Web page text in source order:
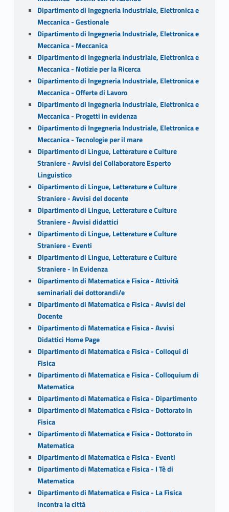
Dipartimento di Ingegneria Industriale, Elettronica e
Meccanica - Gestionale
Dipartimento di Ingegneria Industriale, Elettronica e
Meccanica - Meccanica
Dipartimento di Ingegneria Industriale, Elettronica e
Meccanica - Notizie per la Ricerca
Dipartimento di Ingegneria Industriale, Elettronica e
Meccanica - Offerte di Lavoro
Dipartimento di Ingegneria Industriale, Elettronica e
Meccanica - Progetti in evidenza
Dipartimento di Ingegneria Industriale, Elettronica e
Meccanica - Tecnologie per il mare
Dipartimento di Lingue, Letterature e Culture
Straniere - Avvisi del Collaboratore Esperto
Linguistico
Dipartimento di Lingue, Letterature e Culture
Straniere - Avvisi del docente
Dipartimento di Lingue, Letterature e Culture
Straniere - Avvisi didattici
Dipartimento di Lingue, Letterature e Culture
Straniere - Eventi
Dipartimento di Lingue, Letterature e Culture
Straniere - In Evidenza
Dipartimento di Matematica e Fisica - Attività
seminariali dei dottorandi/e
Dipartimento di Matematica e Fisica - Avvisi del
Docente
Dipartimento di Matematica e Fisica - Avvisi
Didattici Home Page
Dipartimento di Matematica e Fisica - Colloqui di
Fisica
Dipartimento di Matematica e Fisica - Colloquium di
Matematica
Dipartimento di Matematica e Fisica - Dipartimento
Dipartimento di Matematica e Fisica - Dottorato in
Fisica
Dipartimento di Matematica e Fisica - Dottorato in
Matematica
Dipartimento di Matematica e Fisica - Eventi
Dipartimento di Matematica e Fisica - I Tè di
Matematica
Dipartimento di Matematica e Fisica - La Fisica
incontra la città